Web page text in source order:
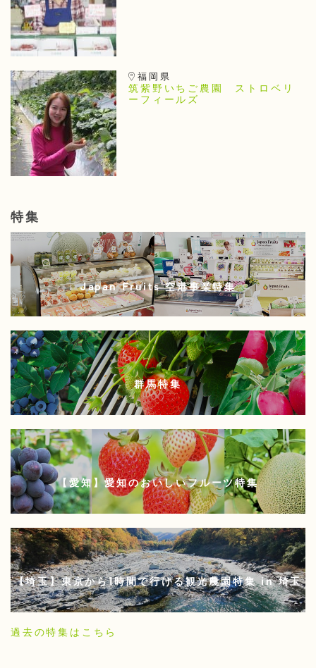
福岡県
筑紫野いちご農園 ストロベリ
ーフィールズ
特集
Japan Fruits 空港事業特集
群馬特集
【愛知】愛知のおいしいフルーツ特集
【埼玉】東京から1時間で行ける観光農園特集 in 埼玉
過去の特集はこちら